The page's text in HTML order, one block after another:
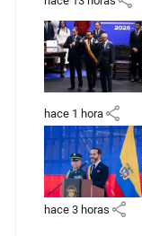
hace 1 hora share
hace 3 horas share